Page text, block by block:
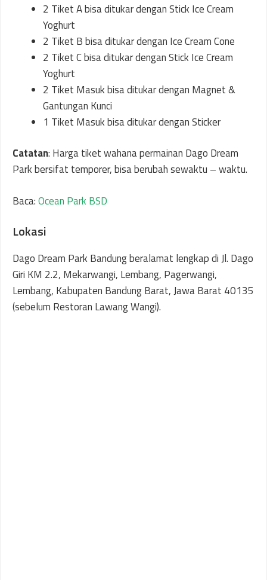
2 Tiket A bisa ditukar dengan Stick Ice Cream
Yoghurt
2 Tiket B bisa ditukar dengan Ice Cream Cone
2 Tiket C bisa ditukar dengan Stick Ice Cream
Yoghurt
2 Tiket Masuk bisa ditukar dengan Magnet &
Gantungan Kunci
1 Tiket Masuk bisa ditukar dengan Sticker
Catatan: Harga tiket wahana permainan Dago Dream
Park bersifat temporer, bisa berubah sewaktu – waktu.
Baca:Ocean Park BSD
Lokasi
Dago Dream Park Bandung beralamat lengkap di Jl. Dago
Giri KM 2.2, Mekarwangi, Lembang, Pagerwangi,
Lembang, Kabupaten Bandung Barat, Jawa Barat 40135
(sebelum Restoran Lawang Wangi).